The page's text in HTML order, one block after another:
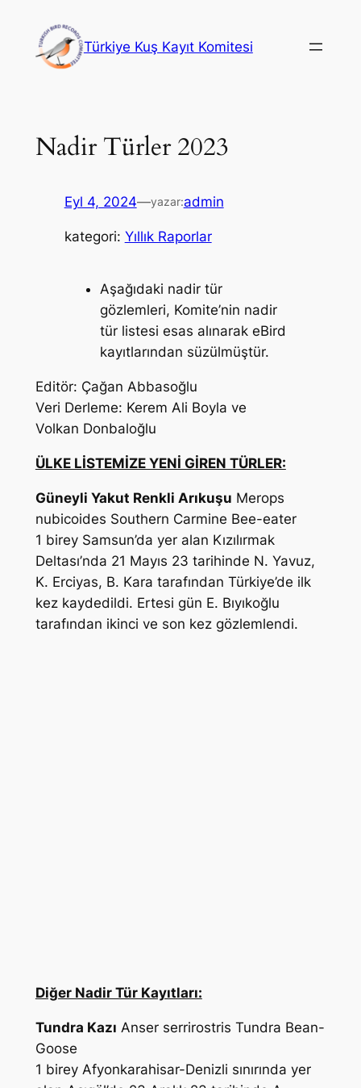
Türkiye Kuş Kayıt Komitesi
Nadir Türler 2023
Eyl 4, 2024—yazar:admin
kategori: Yıllık Raporlar
Aşağıdaki nadir tür
gözlemleri, Komite’nin nadir
tür listesi esas alınarak eBird
kayıtlarından süzülmüştür.
Editör: Çağan Abbasoğlu
Veri Derleme: Kerem Ali Boyla ve
Volkan Donbaloğlu
ÜLKE LİSTEMİZE YENİ GİREN TÜRLER:
Güneyli Yakut Renkli Arıkuşu Merops
nubicoides Southern Carmine Bee-eater
1 birey Samsun’da yer alan Kızılırmak
Deltası’nda 21 Mayıs 23 tarihinde N. Yavuz,
K. Erciyas, B. Kara tarafından Türkiye’de ilk
kez kaydedildi. Ertesi gün E. Bıyıkoğlu
tarafından ikinci ve son kez gözlemlendi.
Diğer Nadir Tür Kayıtları:
Tundra Kazı Anser serrirostris Tundra Bean-
Goose
1 birey Afyonkarahisar-Denizli sınırında yer